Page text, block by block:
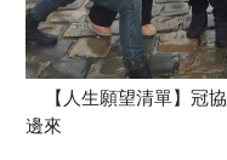
【人生願望清單】冠協 杜玉鸞 用正向心態將願望吸引到身
邊來